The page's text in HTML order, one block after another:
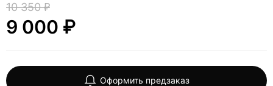
10 350 ₽
9 000 ₽
Оформить предзаказ